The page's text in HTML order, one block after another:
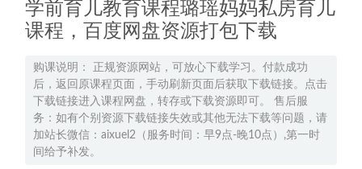
学前育儿教育课程璐瑶妈妈私房育儿
课程，百度网盘资源打包下载
购课说明： 正规资源网站，可放心下载学习。付款成功
后，返回原课程页面，手动刷新页面后获取下载链接。点击
下载链接进入课程网盘，转存或下载资源即可。 售后服
务：如有个别资源下载链接失效或其他无法下载等问题，请
加站长微信：aixuel2（服务时间：早9点-晚10点）,第一时
间给予补发。
2022赵礼显高一数学春季班视频教程+讲义 2023-07-31
2026年张雯高三物理一轮复习暑假班 2025-07-20
熊猫写字课18.9G课程,百度网盘打包下载,学前教育/小学/亲
子课堂/亲子教育/识字学字